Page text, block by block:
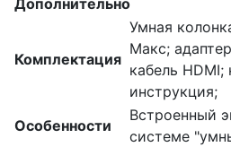
Дополнительно
Комплектация
Умная
Макс;
кабель HDMI;
инструкция;
Особенности
Встроенный
системе